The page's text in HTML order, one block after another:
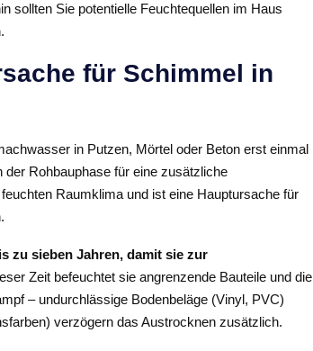
sollten Sie potentielle Feuchtequellen im Haus
für Schimmel in
in Putzen, Mörtel oder Beton erst einmal
Rohbauphase für eine zusätzliche
Raumklima und ist eine Hauptursache für
zu sieben Jahren, damit sie zur
Zeit befeuchtet sie angrenzende Bauteile und die
– undurchlässige Bodenbeläge (Vinyl, PVC)
verzögern das Austrocknen zusätzlich.